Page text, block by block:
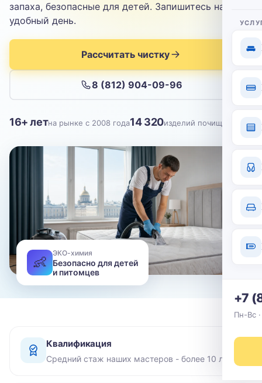
Нажимая кнопку, вы соглашаетесь сполитикой конфиденциальности
+7
Пн-Вс
запаха, безопасные для детей. Запишитесь на
удобный день.
Рассчитать чистку
8 (812) 904-09-96
16+ летна рынке с 2008 года14 320изделий почищено
👶
ЭКО-химия
Безопасно для детей
и питомцев
Квалификация
Средний стаж наших мастеров - более 10 лет